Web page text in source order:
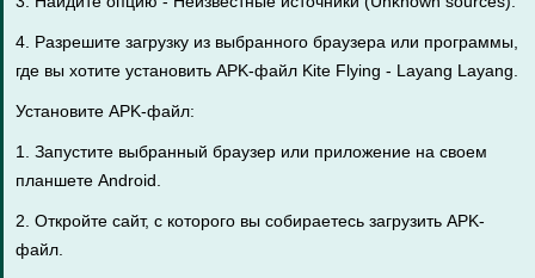
4. Разрешите загрузку из выбранного браузера или программы,
где вы хотите установить APK-файл Kite Flying - Layang Layang.
Установите APK-файл:
1. Запустите выбранный браузер или приложение на своем
планшете Android.
2. Откройте сайт, с которого вы собираетесь загрузить APK-
файл.